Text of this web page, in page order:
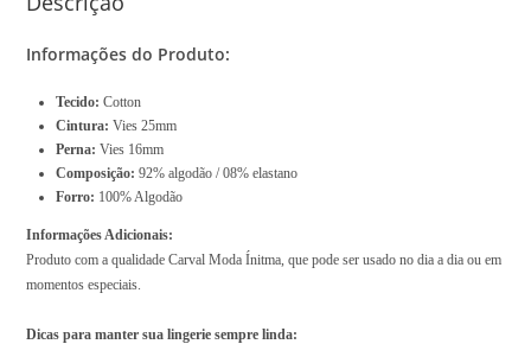
0Informações do Produto:
Tecido: Cotton
Cintura: Vies 25mm
Perna:Vies 16mm
Composição: 92% algodão / 08% elastano
Forro: 100% Algodão
Informações Adicionais:
Produto com a qualidade Carval Moda Ínitma, que pode ser usado no dia a dia ou em
momentos especiais.
Dicas para manter sua lingerie sempre linda: